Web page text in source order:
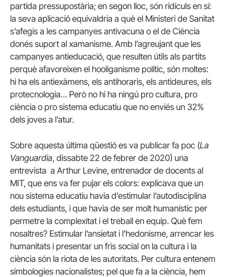
partida pressupostària; en segon lloc, són ridículs en sí:
la seva aplicació equivaldria a què el Ministeri de Sanitat
s’afegís a les campanyes antivacuna o el de Ciència
donés suport al xamanisme. Amb l’agreujant que les
campanyes antieducació, que resulten útils als partits
perquè afavoreixen el hooliganisme polític, són moltes:
hi ha els antiexàmens, els antihoraris, els antideures, els
protecnologia… Però no hi ha ningú pro cultura, pro
ciència o pro sistema educatiu que no enviés un 32%
dels joves a l’atur.
Sobre aquesta última qüestió es va publicar fa poc (La
Vanguardia, dissabte 22 de febrer de 2020) una
entrevista a Arthur Levine, entrenador de docents al
MIT, que ens va fer pujar els colors: explicava que un
nou sistema educatiu havia d’estimular l’autodisciplina
dels estudiants, i que havia de ser molt humanístic per
permetre la complexitat i el treball en equip. Què fem
nosaltres? Estimular l’ansietat i l’hedonisme, arrencar les
humanitats i presentar un fris social on la cultura i la
ciència són la riota de les autoritats. Per cultura entenem
simbologies nacionalistes; pel que fa a la ciència, hem